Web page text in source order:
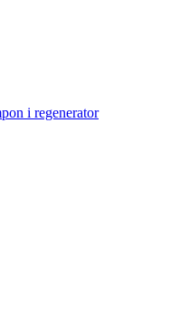
i regenerator